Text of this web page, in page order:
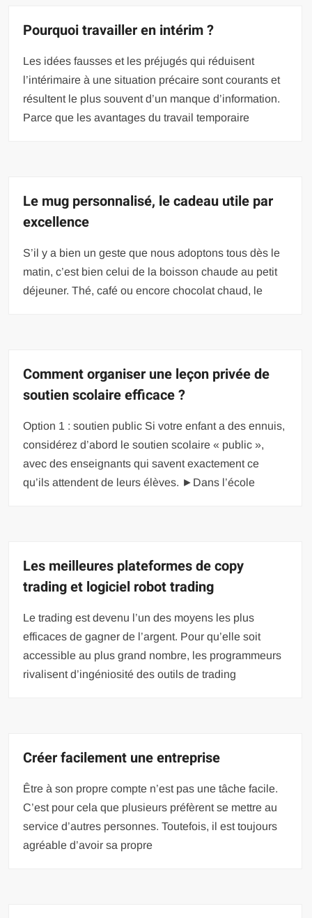
Pourquoi travailler en intérim ?
Les idées fausses et les préjugés qui réduisent
l’intérimaire à une situation précaire sont courants et
résultent le plus souvent d’un manque d’information.
Parce que les avantages du travail temporaire
Le mug personnalisé, le cadeau utile par
excellence
S’il y a bien un geste que nous adoptons tous dès le
matin, c’est bien celui de la boisson chaude au petit
déjeuner. Thé, café ou encore chocolat chaud, le
Comment organiser une leçon privée de
soutien scolaire efficace ?
Option 1 : soutien public Si votre enfant a des ennuis,
considérez d’abord le soutien scolaire « public »,
avec des enseignants qui savent exactement ce
qu’ils attendent de leurs élèves. ►Dans l’école
Les meilleures plateformes de copy
trading et logiciel robot trading
Le trading est devenu l’un des moyens les plus
efficaces de gagner de l’argent. Pour qu’elle soit
accessible au plus grand nombre, les programmeurs
rivalisent d’ingéniosité des outils de trading
Créer facilement une entreprise
Être à son propre compte n’est pas une tâche facile.
C’est pour cela que plusieurs préfèrent se mettre au
service d’autres personnes. Toutefois, il est toujours
agréable d’avoir sa propre